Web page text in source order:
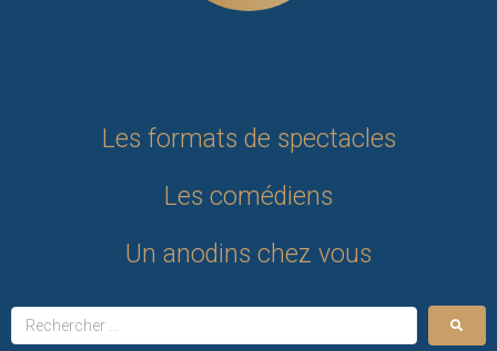
Les formats de spectacles
Les comédiens
Un anodins chez vous